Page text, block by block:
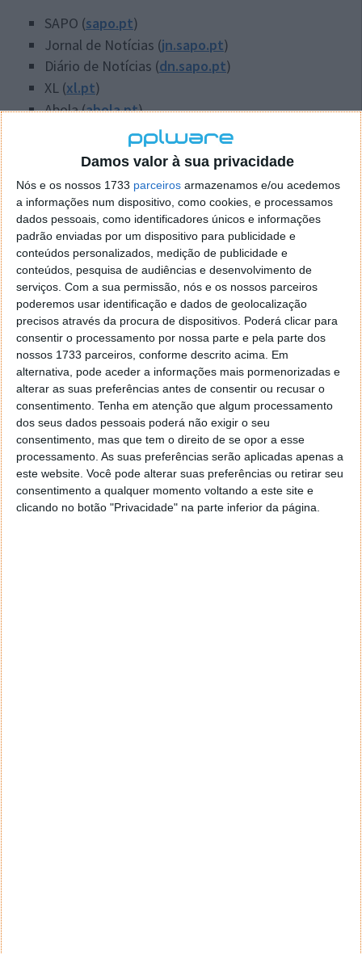
Damos valor à sua privacidade
Nós e os nossos 1733 parceiros armazenamos e/ou acedemos
a informações num dispositivo, como cookies, e processamos
dados pessoais, como identificadores únicos e informações
padrão enviadas por um dispositivo para publicidade e
conteúdos personalizados, medição de publicidade e
conteúdos, pesquisa de audiências e desenvolvimento de
serviços. Com a sua permissão, nós e os nossos parceiros
poderemos usar identificação e dados de geolocalização
precisos através da procura de dispositivos. Poderá clicar para
consentir o processamento por nossa parte e pela parte dos
nossos 1733 parceiros, conforme descrito acima. Em
alternativa, pode aceder a informações mais pormenorizadas e
alterar as suas preferências antes de consentir ou recusar o
consentimento. Tenha em atenção que algum processamento
dos seus dados pessoais poderá não exigir o seu
consentimento, mas que tem o direito de se opor a esse
processamento. As suas preferências serão aplicadas apenas a
este website. Você pode alterar suas preferências ou retirar seu
consentimento a qualquer momento voltando a este site e
clicando no botão "Privacidade" na parte inferior da página.
SAPO (sapo.pt)
Jornal de Notícias (jn.sapo.pt)
Diário de Notícias (dn.sapo.pt)
XL (xl.pt)
Abola (abola.pt)
publico.pt)
OJOGO (
ojogo.pt )
O Globo (
oglobo.globo.com
iOnline (ionline.pt)
Google Notícias Portugal (news.google.pt
Além das notícias dos vários canais anteriores, a
aplicação permite ainda aceder a informação
meteorológica a partir da informação disponível no
site do Instituto Meteorologia (meteo.pt).